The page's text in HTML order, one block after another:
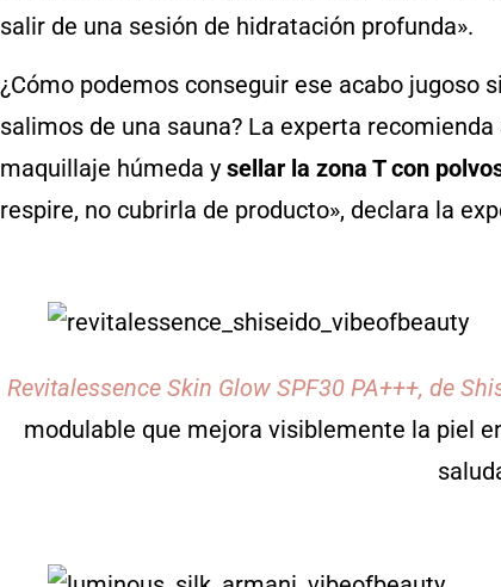
salir de una sesión de hidratación profunda».
¿Cómo podemos conseguir ese acabo jugoso
salimos de una sauna? La experta
maquillaje húmeda y sellar la zona T con
respire, no cubrirla de producto», declara la
Revitalessence Skin Glow SPF30 PA+++, de
modulable que mejora visiblemente la piel